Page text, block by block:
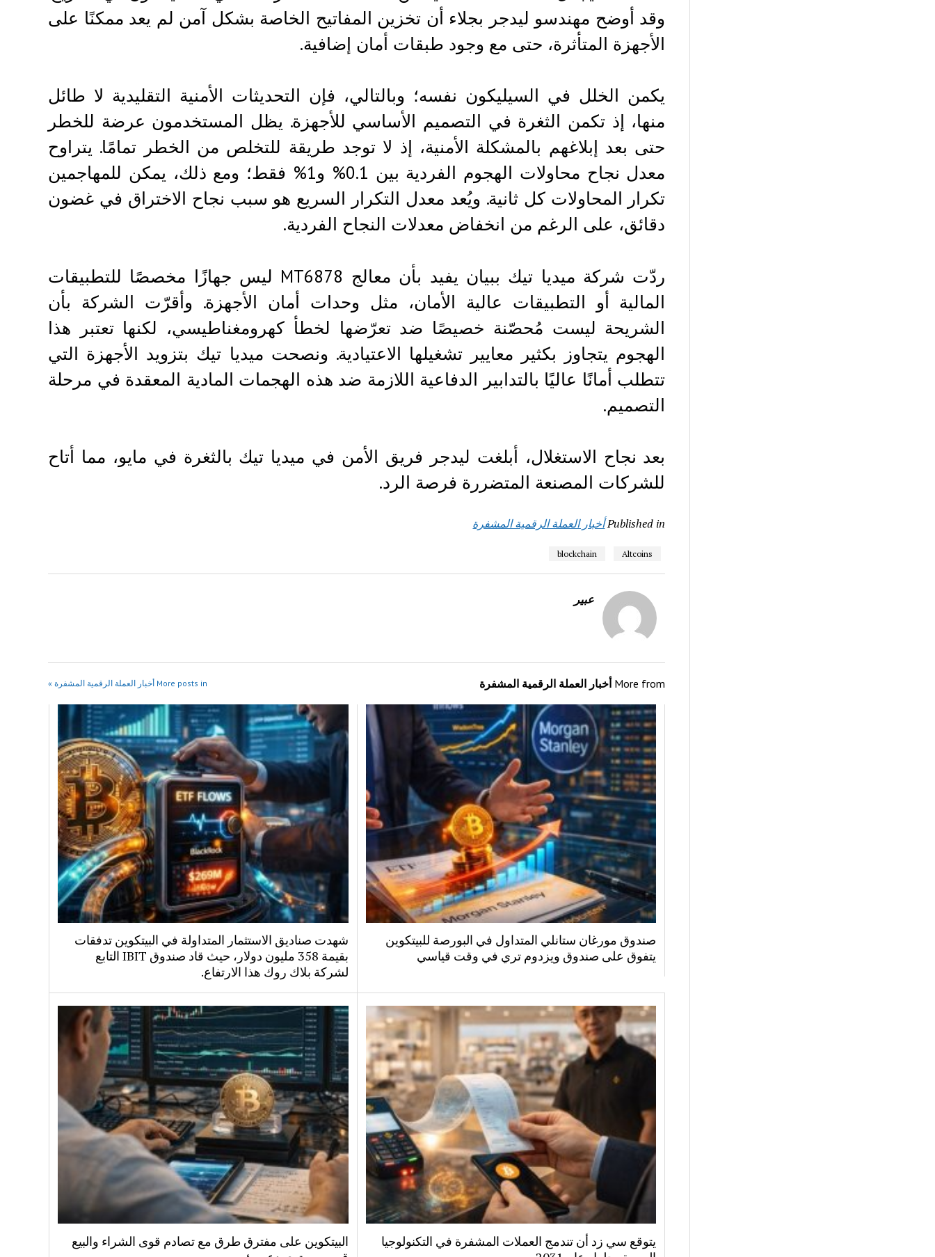
وقد أوضح مهندسو ليدجر بجلاء أن تخزين المفاتيح الخاصة بشكل آمن لم يعد ممكنًا على
الأجهزة المتأثرة، حتى مع وجود طبقات أمان إضافية.
يكمن الخلل في السيليكون نفسه؛ وبالتالي، فإن التحديثات الأمنية التقليدية لا طائل
منها، إذ تكمن الثغرة في التصميم الأساسي للأجهزة. يظل المستخدمون عرضة للخطر
حتى بعد إبلاغهم بالمشكلة الأمنية، إذ لا توجد طريقة للتخلص من الخطر تمامًا. يتراوح
معدل نجاح محاولات الهجوم الفردية بين 0.1% و1% فقط؛ ومع ذلك، يمكن للمهاجمين
تكرار المحاولات كل ثانية. ويُعد معدل التكرار السريع هو سبب نجاح الاختراق في غضون
دقائق، على الرغم من انخفاض معدلات النجاح الفردية.
ردّت شركة ميديا ​​تيك ببيان يفيد بأن معالج MT6878 ليس جهازًا مخصصًا للتطبيقات
المالية أو التطبيقات عالية الأمان، مثل وحدات أمان الأجهزة. وأقرّت الشركة بأن
الشريحة ليست مُحصّنة خصيصًا ضد تعرّضها لخطأ كهرومغناطيسي، لكنها تعتبر هذا
الهجوم يتجاوز بكثير معايير تشغيلها الاعتيادية. ونصحت ميديا ​​تيك بتزويد الأجهزة التي
تتطلب أمانًا عاليًا بالتدابير الدفاعية اللازمة ضد هذه الهجمات المادية المعقدة في مرحلة
التصميم.
بعد نجاح الاستغلال، أبلغت ليدجر فريق الأمن في ميديا ​​تيك بالثغرة في مايو، مما أتاح
للشركات المصنعة المتضررة فرصة الرد.
Published inأخبار العملة الرقمية المشفرة
Altcoins
blockchain
عبير
More from أخبار العملة الرقمية المشفرة More posts in أخبار العملة الرقمية المشفرة »
صندوق مورغان ستانلي المتداول في البورصة للبيتكوين
يتفوق على صندوق ويزدوم تري في وقت قياسي
شهدت صناديق الاستثمار المتداولة في البيتكوين تدفقات
بقيمة 358 مليون دولار، حيث قاد صندوق IBIT التابع
لشركة بلاك روك هذا الارتفاع.
يتوقع سي زد أن تندمج العملات المشفرة في التكنولوجيا
البيتكوين على مفترق طرق مع تصادم قوى الشراء والبيع